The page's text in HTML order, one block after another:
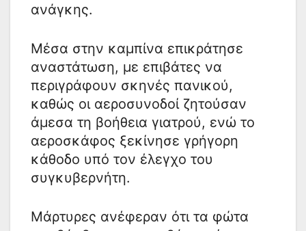
ανάγκης.
Μέσα στην καμπίνα επικράτησε
αναστάτωση, με επιβάτες να
περιγράφουν σκηνές πανικού,
καθώς οι αεροσυνοδοί ζητούσαν
άμεσα τη βοήθεια γιατρού, ενώ το
αεροσκάφος ξεκίνησε γρήγορη
κάθοδο υπό τον έλεγχο του
συγκυβερνήτη.
Μάρτυρες ανέφεραν ότι τα φώτα